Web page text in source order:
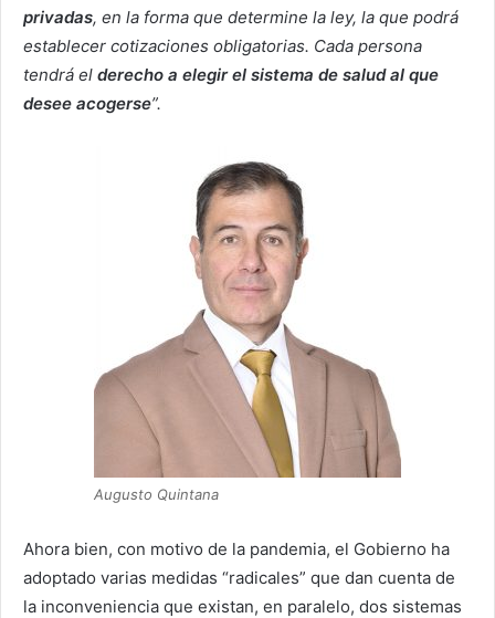
privadas, en la forma que determine la ley, la que podrá
establecer cotizaciones obligatorias. Cada persona
tendrá el derecho a elegir el sistema de salud al que
desee acogerse”.
Augusto Quintana
Ahora bien, con motivo de la pandemia, el Gobierno ha
adoptado varias medidas “radicales” que dan cuenta de
la inconveniencia que existan, en paralelo, dos sistemas